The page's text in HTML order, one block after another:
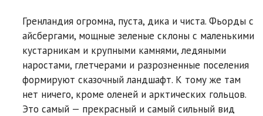
Гренландия огромна, пуста, дика и чиста. Фьорды с
айсбергами, мощные зеленые склоны с маленькими
кустарникам и крупными камнями, ледяными
наростами, глетчерами и разрозненные поселения
формируют сказочный ландшафт. К тому же там
нет ничего, кроме оленей и арктических гольцов.
Это самый — прекрасный и самый сильный вид